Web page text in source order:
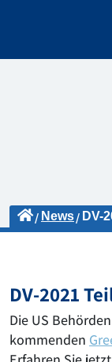
News DV-
DV-2021
Die US
kommenden